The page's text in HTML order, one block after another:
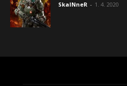
SkaINneR - 1. 4. 2020